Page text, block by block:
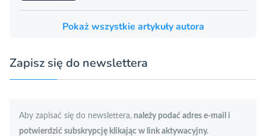
Pokaż wszystkie artykuły autora
Zapisz się do newslettera
Aby zapisać się do newslettera, należy podać adres e-mail i
potwierdzić subskrypcję klikając w link aktywacyjny.